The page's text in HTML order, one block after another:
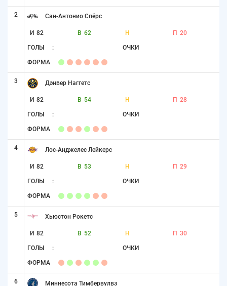
2 Сан-Антонио Спёрс
И 82 В 62 Н П 20
ГОЛЫ : ОЧКИ
ФОРМА
3 Дэнвер Наггетс
И 82 В 54 Н П 28
ГОЛЫ : ОЧКИ
ФОРМА
4 Лос-Анджелес Лейкерс
И 82 В 53 Н П 29
ГОЛЫ : ОЧКИ
ФОРМА
5 Хьюстон Рокетс
И 82 В 52 Н П 30
ГОЛЫ : ОЧКИ
ФОРМА
6 Миннесота Тимбервулвз